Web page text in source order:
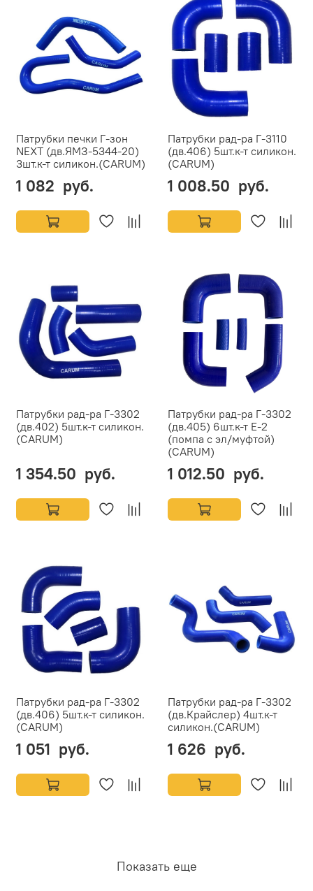
Патрубки печки Г-зон
NEXT (дв.ЯМЗ-5344-20)
3шт.к-т силикон.(CARUM)
1 082 руб.
Патрубки рад-ра Г-3110
(дв.406) 5шт.к-т силикон.
(CARUM)
1 008.50 руб.
Патрубки рад-ра Г-3302
(дв.402) 5шт.к-т силикон.
(CARUM)
1 354.50 руб.
Патрубки рад-ра Г-3302
(дв.405) 6шт.к-т Е-2
(помпа с эл/муфтой)
(CARUM)
1 012.50 руб.
Патрубки рад-ра Г-3302
(дв.406) 5шт.к-т силикон.
(CARUM)
1 051 руб.
Патрубки рад-ра Г-3302
(дв.Крайслер) 4шт.к-т
силикон.(CARUM)
1 626 руб.
Показать еще